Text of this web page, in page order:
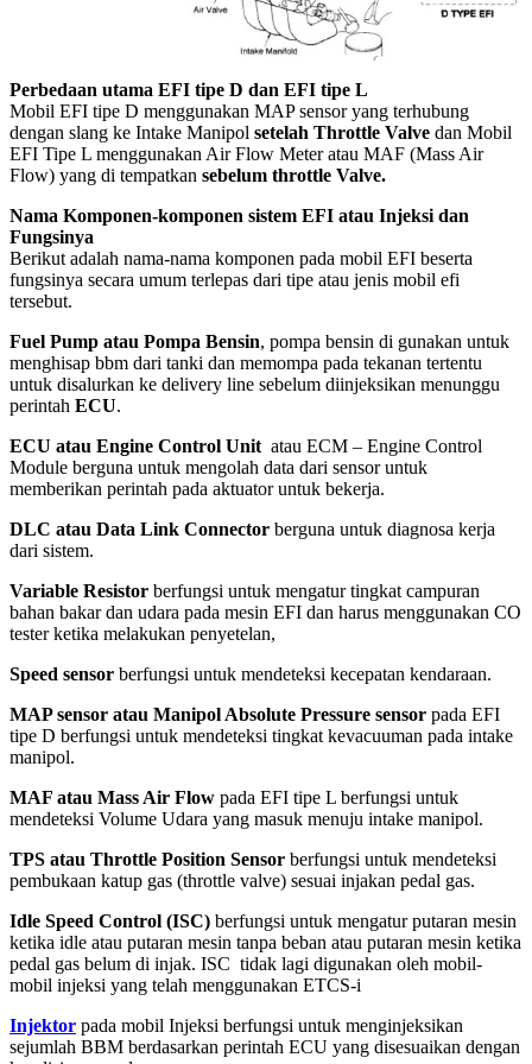
Perbedaan utama EFI tipe D dan EFI tipe L
Mobil EFI tipe D menggunakan MAP sensor yang terhubung
dengan slang ke Intake Manipol setelah Throttle Valve dan Mobil
EFI Tipe L menggunakan Air Flow Meter atau MAF (Mass Air
Flow) yang di tempatkan sebelum throttle Valve.
Nama Komponen-komponen sistem EFI atau Injeksi dan
Fungsinya
Berikut adalah nama-nama komponen pada mobil EFI beserta
fungsinya secara umum terlepas dari tipe atau jenis mobil efi
tersebut.
Fuel Pump atau Pompa Bensin, pompa bensin di gunakan untuk
menghisap bbm dari tanki dan memompa pada tekanan tertentu
untuk disalurkan ke delivery line sebelum diinjeksikan menunggu
perintah ECU.
ECU atau Engine Control Unit atau ECM – Engine Control
Module berguna untuk mengolah data dari sensor untuk
memberikan perintah pada aktuator untuk bekerja.
DLC atau Data Link Connector berguna untuk diagnosa kerja
dari sistem.
Variable Resistor berfungsi untuk mengatur tingkat campuran
bahan bakar dan udara pada mesin EFI dan harus menggunakan CO
tester ketika melakukan penyetelan,
Speed sensor berfungsi untuk mendeteksi kecepatan kendaraan.
MAP sensor atau Manipol Absolute Pressure sensor pada EFI
tipe D berfungsi untuk mendeteksi tingkat kevacuuman pada intake
manipol.
MAF atau Mass Air Flow pada EFI tipe L berfungsi untuk
mendeteksi Volume Udara yang masuk menuju intake manipol.
TPS atau Throttle Position Sensor berfungsi untuk mendeteksi
pembukaan katup gas (throttle valve) sesuai injakan pedal gas.
Idle Speed Control (ISC) berfungsi untuk mengatur putaran mesin
ketika idle atau putaran mesin tanpa beban atau putaran mesin ketika
pedal gas belum di injak. ISC tidak lagi digunakan oleh mobil-
mobil injeksi yang telah menggunakan ETCS-i
Injektor pada mobil Injeksi berfungsi untuk menginjeksikan
sejumlah BBM berdasarkan perintah ECU yang disesuaikan dengan